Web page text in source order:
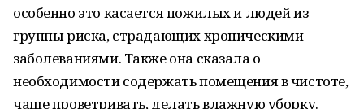
особенно это касается пожилых и людей из
группы риска, страдающих хроническими
заболеваниями. Также она сказала о
необходимости содержать помещения в чистоте,
чаще проветривать, делать влажную уборку.